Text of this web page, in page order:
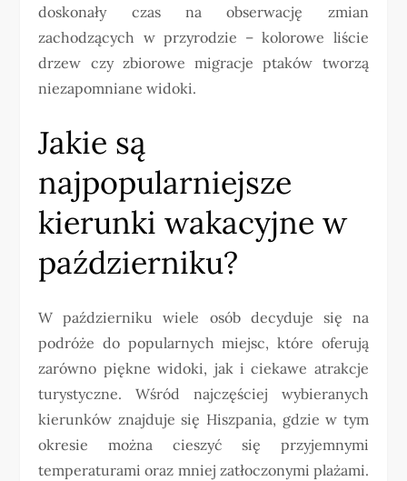
doskonały czas na obserwację zmian
zachodzących w przyrodzie – kolorowe liście
drzew czy zbiorowe migracje ptaków tworzą
niezapomniane widoki.
Jakie są
najpopularniejsze
kierunki wakacyjne w
październiku?
W październiku wiele osób decyduje się na
podróże do popularnych miejsc, które oferują
zarówno piękne widoki, jak i ciekawe atrakcje
turystyczne. Wśród najczęściej wybieranych
kierunków znajduje się Hiszpania, gdzie w tym
okresie można cieszyć się przyjemnymi
temperaturami oraz mniej zatłoczonymi plażami.